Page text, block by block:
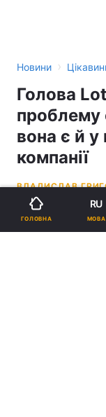
Новини ›
Голова
проблему
вона є й
компанії
ВЛАДИСЛАВ
14:06, 08.06.26
ГОЛОВНА
RU
МОВА